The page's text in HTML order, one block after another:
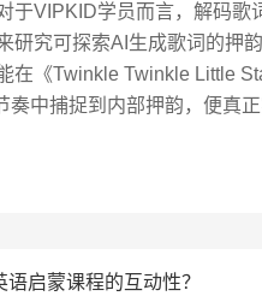
于VIPKID学员而言，解码
研究可探索AI生成歌词的押
在《Twinkle Twinkle Little
奏中捕捉到内部押韵，便真
语启蒙课程的互动性？